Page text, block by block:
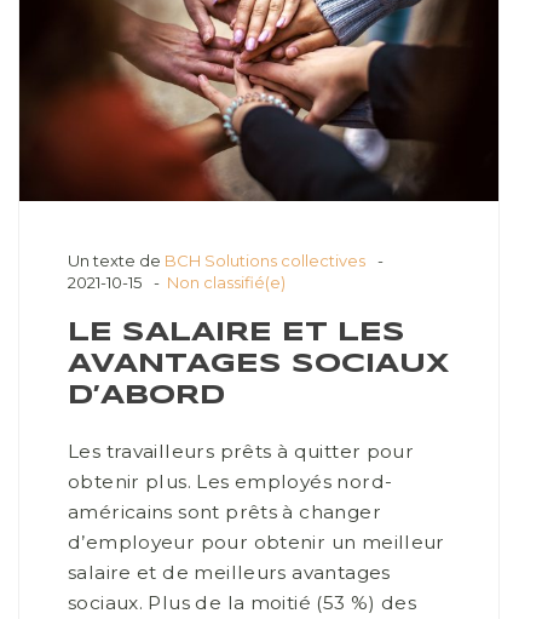
Un texte de BCH Solutions collectives
2021-10-15
Non classifié(e)
LE SALAIRE ET LES
AVANTAGES SOCIAUX
D’ABORD
Les travailleurs prêts à quitter pour
obtenir plus. Les employés nord-
américains sont prêts à changer
d’employeur pour obtenir un meilleur
salaire et de meilleurs avantages
sociaux. Plus de la moitié (53 %) des